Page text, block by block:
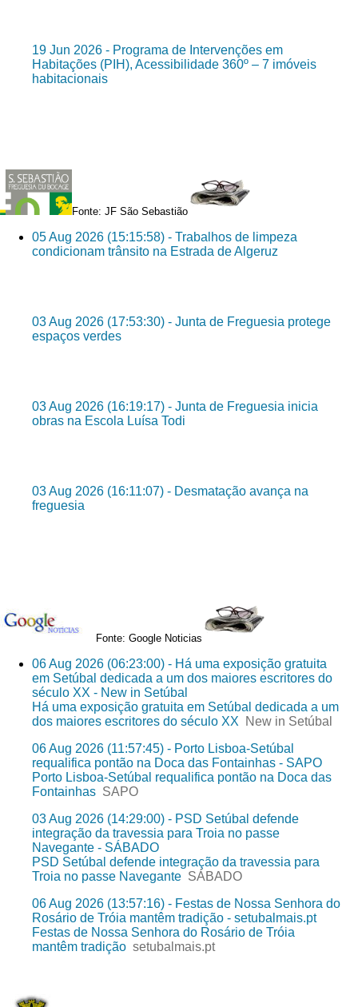
19 Jun 2026 - Programa de Intervenções em
Habitações (PIH), Acessibilidade 360º – 7 imóveis
habitacionais
Fonte: JF São Sebastião
05 Aug 2026 (15:15:58) - Trabalhos de limpeza
condicionam trânsito na Estrada de Algeruz
03 Aug 2026 (17:53:30) - Junta de Freguesia protege
espaços verdes
03 Aug 2026 (16:19:17) - Junta de Freguesia inicia
obras na Escola Luísa Todi
03 Aug 2026 (16:11:07) - Desmatação avança na
freguesia
Fonte: Google Noticias
06 Aug 2026 (06:23:00) - Há uma exposição gratuita
em Setúbal dedicada a um dos maiores escritores do
século XX - New in Setúbal
Há uma exposição gratuita em Setúbal dedicada a um
dos maiores escritores do século XX
New in Setúbal
06 Aug 2026 (11:57:45) - Porto Lisboa-Setúbal
requalifica pontão na Doca das Fontainhas - SAPO
Porto Lisboa-Setúbal requalifica pontão na Doca das
Fontainhas SAPO
03 Aug 2026 (14:29:00) - PSD Setúbal defende
integração da travessia para Troia no passe
Navegante - SÁBADO
PSD Setúbal defende integração da travessia para
Troia no passe Navegante SÁBADO
06 Aug 2026 (13:57:16) - Festas de Nossa Senhora do
Rosário de Tróia mantêm tradição - setubalmais.pt
Festas de Nossa Senhora do Rosário de Tróia
mantêm tradição setubalmais.pt